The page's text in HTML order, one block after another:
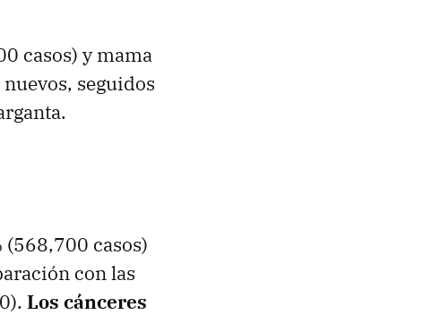
casos) y mama
seguidos
casos)
con las
Los cánceres